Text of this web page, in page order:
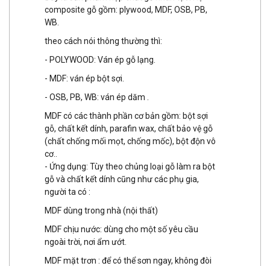
composite gỗ gồm: plywood, MDF, OSB, PB,
WB.
theo cách nói thông thường thì:
- POLYWOOD: Ván ép gỗ lạng.
- MDF: ván ép bột sợi.
- OSB, PB, WB: ván ép dăm .
MDF có các thành phần cơ bản gồm: bột sợi
gỗ, chất kết dính, parafin wax, chất bảo vệ gỗ
(chất chống mối mọt, chống mốc), bột độn vô
cơ..
- Ứng dụng: Tùy theo chủng loại gỗ làm ra bột
gỗ và chất kết dính cũng như các phụ gia,
người ta có :
MDF dùng trong nhà (nội thất)
MDF chịu nước: dùng cho một số yêu cầu
ngoài trời, nơi ẩm ướt.
MDF mặt trơn : để có thể sơn ngay, không đòi